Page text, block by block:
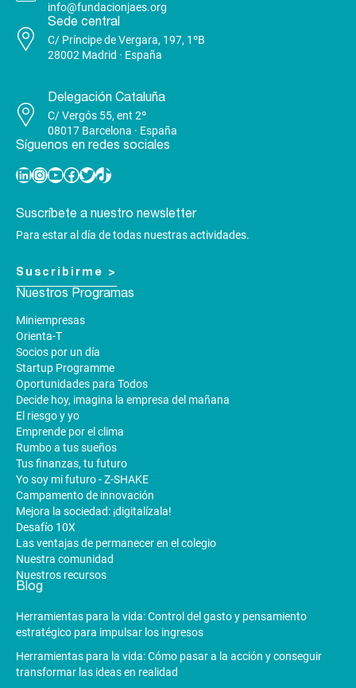
info@fundacionjaes.org
Sede central
C/ Príncipe de Vergara, 197, 1ºB
28002 Madrid · España
Delegación Cataluña
C/ Vergós 55, ent 2º
08017 Barcelona · España
Síguenos en redes sociales
Linkedin Instagram YouTube Facebook Twitter TikTok
Suscríbete a nuestro newsletter
Para estar al día de todas nuestras actividades.
Suscribirme >
Nuestros Programas
Miniempresas
Orienta-T
Socios por un día
Startup Programme
Oportunidades para Todos
Decide hoy, imagina la empresa del mañana
El riesgo y yo
Emprende por el clima
Rumbo a tus sueños
Tus finanzas, tu futuro
Yo soy mi futuro - Z-SHAKE
Campamento de innovación
Mejora la sociedad: ¡digitalízala!
Desafío 10X
Las ventajas de permanecer en el colegio
Nuestra comunidad
Nuestros recursos
Blog
Herramientas para la vida: Control del gasto y pensamiento
estratégico para impulsar los ingresos
Herramientas para la vida: Cómo pasar a la acción y conseguir
transformar las ideas en realidad